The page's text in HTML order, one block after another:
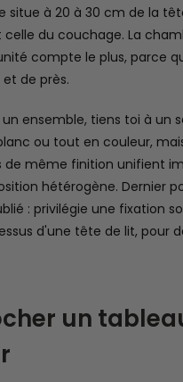
situe à 20 à 30 cm de la
celle du couchage. La
compte le plus, parce
de près.
un ensemble, tiens toi à un
ou tout en couleur,
de même finition unifient
hétérogène. Dernier
: privilégie une fixation
d'une tête de lit, pour
un